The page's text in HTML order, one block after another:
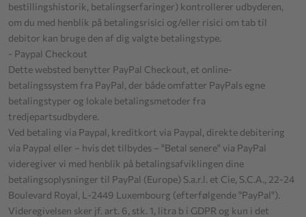
bestillingshistorik, betalingserfaringer) kontrollerer udbyderen,
om du med henblik på betalingsrisici og/eller risici om tab til
debitor kan bruge den af dig valgte betalingstype.
- Paypal Checkout
Dette websted benytter PayPal Checkout, et online-
betalingssystem fra PayPal, der både omfatter PayPals egne
betalingstyper og lokale betalingsmetoder fra
tredjepartsudbydere.
Ved betaling via Paypal, kreditkort via Paypal, direkte debitering
via Paypal eller – hvis det tilbydes – "Betal senere" via PayPal
videregiver vi med henblik på betalingsafviklingen dine
betalingsoplysninger til PayPal (Europe) S.a.r.l. et Cie, S.C.A., 22-24
Boulevard Royal, L-2449 Luxembourg (efterfølgende "PayPal").
Videregivelsen sker jf. art. 6, stk. 1, litra b i GDPR og kun i det